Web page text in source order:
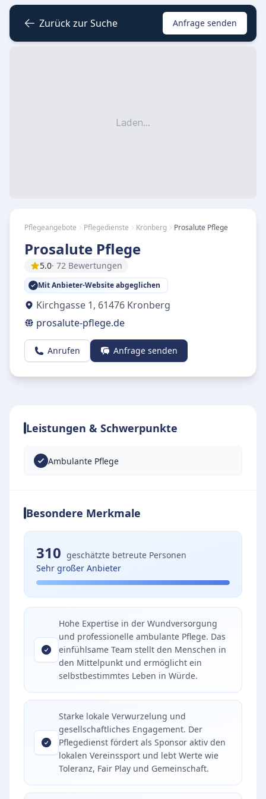
Zurück zur Suche Anfrage senden
Laden...
Pflegeangebote Pflegedienste Kronberg Prosalute Pflege
Prosalute Pflege
5.0· 72 Bewertungen
Mit Anbieter-Website abgeglichen
Kirchgasse 1, 61476 Kronberg
prosalute-pflege.de
Anrufen Anfrage senden
Leistungen & Schwerpunkte
Ambulante Pflege
Besondere Merkmale
310 geschätzte betreute Personen
Sehr großer Anbieter
Hohe Expertise in der Wundversorgung
und professionelle ambulante Pflege. Das
einfühlsame Team stellt den Menschen in
den Mittelpunkt und ermöglicht ein
selbstbestimmtes Leben in Würde.
Starke lokale Verwurzelung und
gesellschaftliches Engagement. Der
Pflegedienst fördert als Sponsor aktiv den
lokalen Vereinssport und lebt Werte wie
Toleranz, Fair Play und Gemeinschaft.